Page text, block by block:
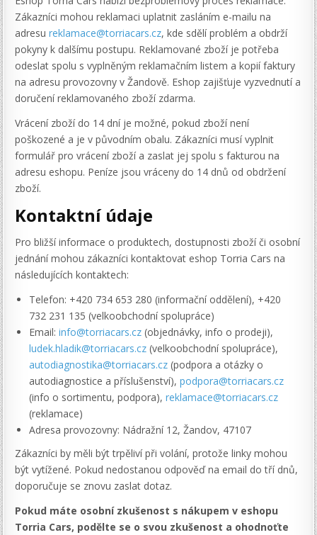
Zákazníci mohou reklamaci uplatnit zasláním e-mailu na
adresureklamace@torriacars.cz, kde sdělí problém a obdrží
pokyny k dalšímu postupu. Reklamované zboží je potřeba
odeslat spolu s vyplněným reklamačním listem a kopií faktury
na adresu provozovny v Žandově. Eshop zajišťuje vyzvednutí a
doručení reklamovaného zboží zdarma.
Vrácení zboží do 14 dní je možné, pokud zboží není
poškozené a je v původním obalu. Zákazníci musí vyplnit
formulář pro vrácení zboží a zaslat jej spolu s fakturou na
adresu eshopu. Peníze jsou vráceny do 14 dnů od obdržení
zboží.
Kontaktní údaje
Pro bližší informace o produktech, dostupnosti zboží či osobní
jednání mohou zákazníci kontaktovat eshop Torria Cars na
následujících kontaktech:
Telefon: +420 734 653 280 (informační oddělení), +420
732 231 135 (velkoobchodní spolupráce)
Email:info@torriacars.cz (objednávky, info o prodeji),
ludek.hladik@torriacars.cz (velkoobchodní spolupráce),
autodiagnostika@torriacars.cz (podpora a otázky o
autodiagnostice a příslušenství),podpora@torriacars.cz
(info o sortimentu, podpora),reklamace@torriacars.cz
(reklamace)
Adresa provozovny: Nádražní 12, Žandov, 47107
Zákazníci by měli být trpěliví při volání, protože linky mohou
být vytížené. Pokud nedostanou odpověď na email do tří dnů,
doporučuje se znovu zaslat dotaz.
Pokud máte osobní zkušenost s nákupem v eshopu
Torria Cars, podělte se o svou zkušenost a ohodnoťte